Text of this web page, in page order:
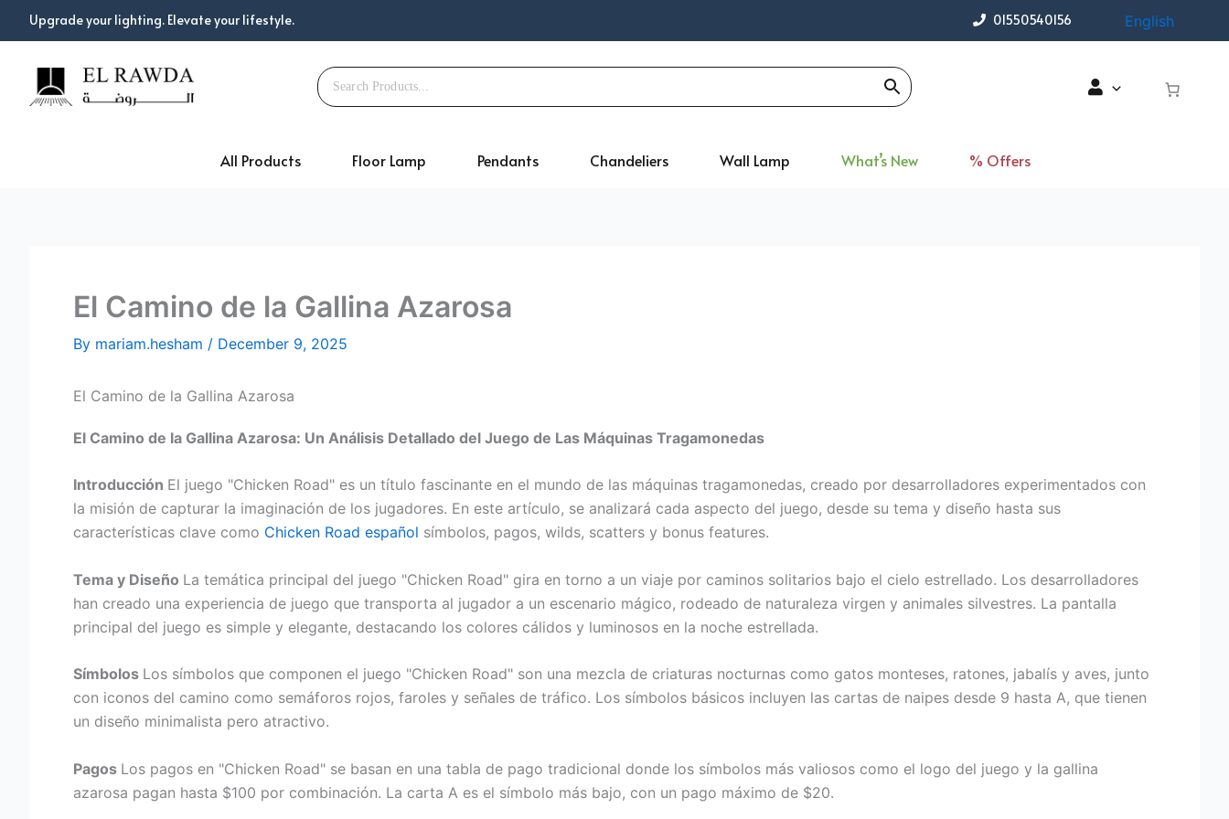
Upgrade your lighting. Elevate your lifestyle. 01550540156 English
All Products Floor Lamp Pendants Chandeliers Wall Lamp What’s New % Offers
El Camino de la Gallina Azarosa
By mariam.hesham / December 9, 2025
El Camino de la Gallina Azarosa
El Camino de la Gallina Azarosa: Un Análisis Detallado del Juego de Las Máquinas Tragamonedas
Introducción El juego "Chicken Road" es un título fascinante en el mundo de las máquinas tragamonedas, creado por desarrolladores experimentados con
la misión de capturar la imaginación de los jugadores. En este artículo, se analizará cada aspecto del juego, desde su tema y diseño hasta sus
características clave como Chicken Road español símbolos, pagos, wilds, scatters y bonus features.
Tema y Diseño La temática principal del juego "Chicken Road" gira en torno a un viaje por caminos solitarios bajo el cielo estrellado. Los desarrolladores
han creado una experiencia de juego que transporta al jugador a un escenario mágico, rodeado de naturaleza virgen y animales silvestres. La pantalla
principal del juego es simple y elegante, destacando los colores cálidos y luminosos en la noche estrellada.
Símbolos Los símbolos que componen el juego "Chicken Road" son una mezcla de criaturas nocturnas como gatos monteses, ratones, jabalís y aves, junto
con iconos del camino como semáforos rojos, faroles y señales de tráfico. Los símbolos básicos incluyen las cartas de naipes desde 9 hasta A, que tienen
un diseño minimalista pero atractivo.
Pagos Los pagos en "Chicken Road" se basan en una tabla de pago tradicional donde los símbolos más valiosos como el logo del juego y la gallina
azarosa pagan hasta $100 por combinación. La carta A es el símbolo más bajo, con un pago máximo de $20.